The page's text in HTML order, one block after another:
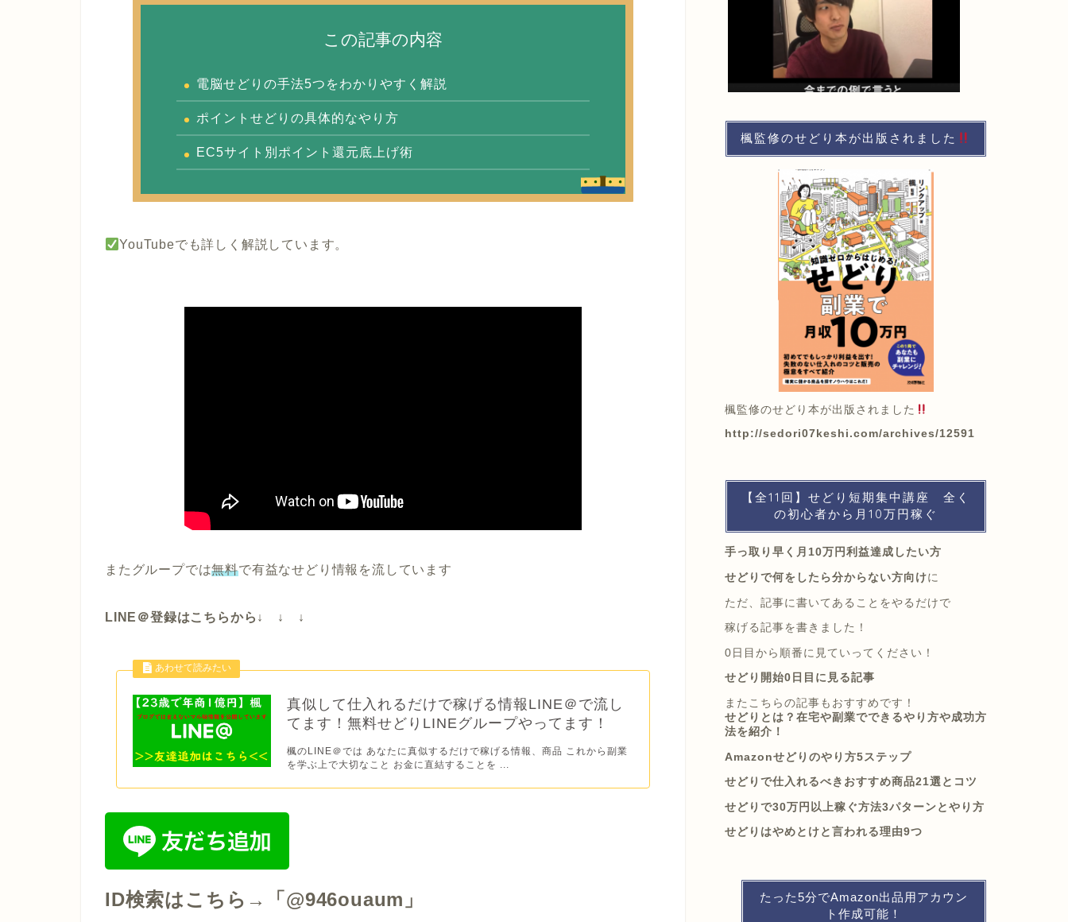
この記事の内容
電脳せどりの手法5つをわかりやすく解説
ポイントせどりの具体的なやり方
EC5サイト別ポイント還元底上げ術
YouTubeでも詳しく解説しています。
またグループでは無料で有益なせどり情報を流しています
LINE＠登録はこちらから↓ ↓ ↓
真似して仕入れるだけで稼げる情報LINE＠で流し
てます！無料せどりLINEグループやってます！
楓のLINE＠では あなたに真似するだけで稼げる情報、商品 これから副業
を学ぶ上で大切なこと お金に直結することを ...
ID検索はこちら→「@946ouaum」
楓監修のせどり本が出版されました
楓監修のせどり本が出版されました
http://sedori07keshi.com/archives/12591
【全11回】せどり短期集中講座 全く
の初心者から月10万円稼ぐ
手っ取り早く月10万円利益達成したい方
せどりで何をしたら分からない方向けに
ただ、記事に書いてあることをやるだけで
稼げる記事を書きました！
0日目から順番に見ていってください！
せどり開始0日目に見る記事
またこちらの記事もおすすめです！
せどりとは？在宅や副業でできるやり方や成功方
法を紹介！
Amazonせどりのやり方5ステップ
せどりで仕入れるべきおすすめ商品21選とコツ
せどりで30万円以上稼ぐ方法3パターンとやり方
せどりはやめとけと言われる理由9つ
たった5分でAmazon出品用アカウン
ト作成可能！